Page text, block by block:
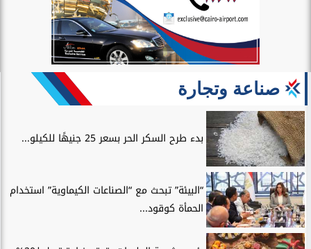
صناعة وتجارة
بدء طرح السكر الحر بسعر 25 جنيهًا للكيلو...
“البيئة” تبحث مع “الصناعات الكيماوية” استخدام
الحمأة كوقود...